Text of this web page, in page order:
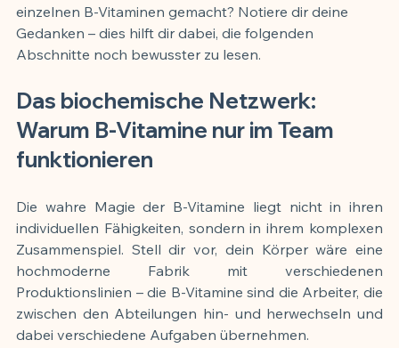
einzelnen B-Vitaminen gemacht? Notiere dir deine
Gedanken – dies hilft dir dabei, die folgenden
Abschnitte noch bewusster zu lesen.
Das biochemische Netzwerk:
Warum B-Vitamine nur im Team
funktionieren
Die wahre Magie der B-Vitamine liegt nicht in ihren
individuellen Fähigkeiten, sondern in ihrem komplexen
Zusammenspiel. Stell dir vor, dein Körper wäre eine
hochmoderne Fabrik mit verschiedenen
Produktionslinien – die B-Vitamine sind die Arbeiter, die
zwischen den Abteilungen hin- und herwechseln und
dabei verschiedene Aufgaben übernehmen.